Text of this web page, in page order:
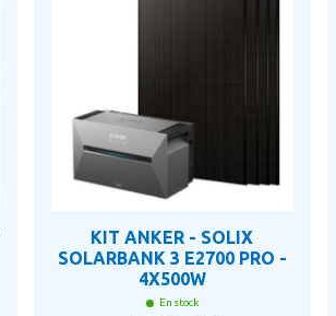
KIT ANKER - SOLIX
SOLARBANK 3 E2700 PRO -
4X500W
En stock